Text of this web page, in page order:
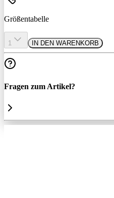
Größentabelle
1 IN DEN WARENKORB
Fragen zum Artikel?